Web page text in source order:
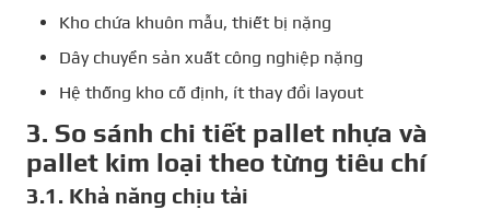
Kho chứa khuôn mẫu, thiết bị nặng
Dây chuyền sản xuất công nghiệp nặng
Hệ thống kho cố định, ít thay đổi layout
3. So sánh chi tiết pallet nhựa và
pallet kim loại theo từng tiêu chí
3.1. Khả năng chịu tải